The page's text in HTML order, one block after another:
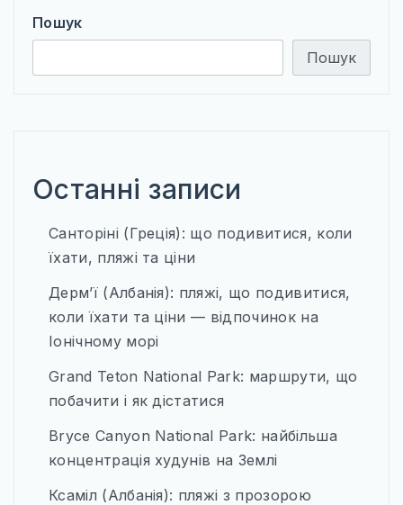
Пошук
Пошук
Останні записи
Санторіні (Греція): що подивитися, коли
їхати, пляжі та ціни
Дерм’ї (Албанія): пляжі, що подивитися,
коли їхати та ціни — відпочинок на
Іонічному морі
Grand Teton National Park: маршрути, що
побачити і як дістатися
Bryce Canyon National Park: найбільша
концентрація худунів на Землі
Ксаміл (Албанія): пляжі з прозорою